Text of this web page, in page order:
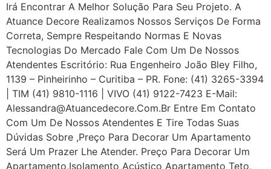
Irá Encontrar A Melhor Solução Para Seu Projeto. A
Atuance Decore Realizamos Nossos Serviços De Forma
Correta, Sempre Respeitando Normas E Novas
Tecnologias Do Mercado Fale Com Um De Nossos
Atendentes Escritório: Rua Engenheiro João Bley Filho,
1139 – Pinheirinho – Curitiba – PR. Fone: (41) 3265-3394
| TIM (41) 9810-1116 | VIVO (41) 9122-7423 E-Mail:
Alessandra@atuancedecore.com.br Entre Em Contato
Com Um De Nossos Atendentes E Tire Todas Suas
Dúvidas Sobre ,Preço Para Decorar Um Apartamento
Será Um Prazer Lhe Atender. Preço Para Decorar Um
Apartamento,Isolamento Acústico Apartamento Teto,